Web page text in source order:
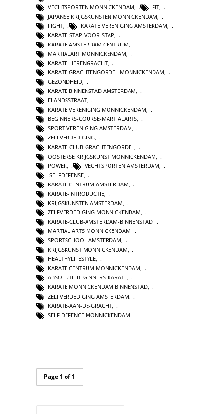
VECHTSPORTEN MONNICKENDAM
FIT
JAPANSE KRIJGSKUNSTEN MONNICKENDAM
FIGHT
KARATE VERENIGING AMSTERDAM
KARATE-STAP-VOOR-STAP
KARATE AMSTERDAM CENTRUM
MARTIALART MONNICKENDAM
KARATE-HERENGRACHT
KARATE GRACHTENGORDEL MONNICKENDAM,
GEZONDHEID,
KARATE BINNENSTAD AMSTERDAM,
ELANDSSTRAAT,
KARATE VERENIGING MONNICKENDAM,
BEGINNERS-COURSE-MARTIALARTS,
SPORT VERENIGING AMSTERDAM,
ZELFVERDEDIGING,
KARATE-CLUB-GRACHTENGORDEL
OOSTERSE KRIJGSKUNST MONNICKENDAM
POWER
VECHTSPORTEN AMSTERDAM
SELFDEFENSE
KARATE CENTRUM AMSTERDAM
KARATE-INTRODUCTIE
KRIJGSKUNSTEN AMSTERDAM
ZELFVERDEDIGING MONNICKENDAM
KARATE-CLUB-AMSTERDAM-BINNENSTAD,
MARTIAL ARTS MONNICKENDAM,
SPORTSCHOOL AMSTERDAM,
KRIJGSKUNST MONNICKENDAM,
HEALTHYLIFESTYLE,
KARATE CENTRUM MONNICKENDAM,
ABSOLUTE-BEGINNERS-KARATE,
KARATE MONNICKENDAM BINNENSTAD,
ZELFVERDEDIGING AMSTERDAM
KARATE-AAN-DE-GRACHT
SELF DEFENCE MONNICKENDAM
Page 1 of 1